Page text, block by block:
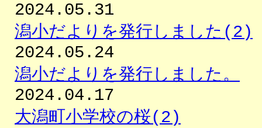
2024.05.31
潟小だよりを発行しました(2)
2024.05.24
潟小だよりを発行しました。
2024.04.17
大潟町小学校の桜(2)